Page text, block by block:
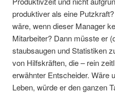
produktiver als eine
wäre, wenn dieser Manager
Mitarbeiter? Dann müsste er
staubsaugen und Statistiken
von Hilfskräften, die – rein
erwähnter Entscheider. Wäre
Leben, würde er den ganzen